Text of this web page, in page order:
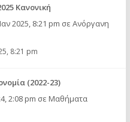
Κανονική
2025, 8:21 pm σε Ανόργανη
8:21 pm
(2022-23)
2:08 pm σε Μαθήματα